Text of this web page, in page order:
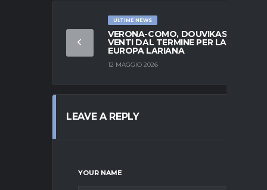
ULTIME NEWS
VERONA-COMO, DOUVIKAS A
VENTI DAL TERMINE PER LA PRIMA
EUROPA LARIANA
12 MAGGIO 2026
LEAVE A REPLY
YOUR NAME